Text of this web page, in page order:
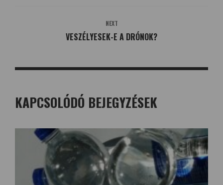
NEXT
VESZÉLYESEK-E A DRÓNOK?
KAPCSOLÓDÓ BEJEGYZÉSEK